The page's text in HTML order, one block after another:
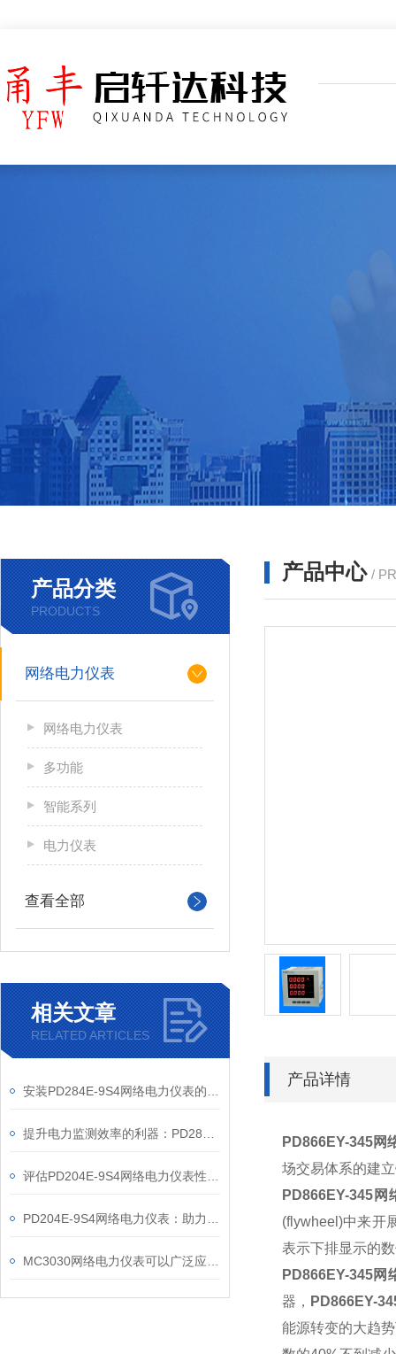
产品分类
PRODUCTS
网络电力仪表
网络电力仪表
多功能
智能系列
电力仪表
查看全部
相关文章
RELATED ARTICLES
产品中心 /
产品详情
PD866EY-345网
场交易体系的建
PD866EY-345网
(flywheel)中来开
表示下排显示的
PD866EY-345网
器， PD866EY-
能源转变的大趋